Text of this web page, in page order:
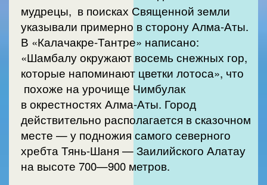
мудрецы, в поисках Священной земли
указывали примерно в сторону Алма-Аты.
В «Калачакре-Тантре» написано:
«Шамбалу окружают восемь снежных гор,
которые напоминают цветки лотоса», что
похоже на урочище Чимбулак
в окрестностях Алма-Аты. Город
действительно располагается в сказочном
месте — у подножия самого северного
хребта Тянь-Шаня — Заилийского Алатау
на высоте 700—900 метров.